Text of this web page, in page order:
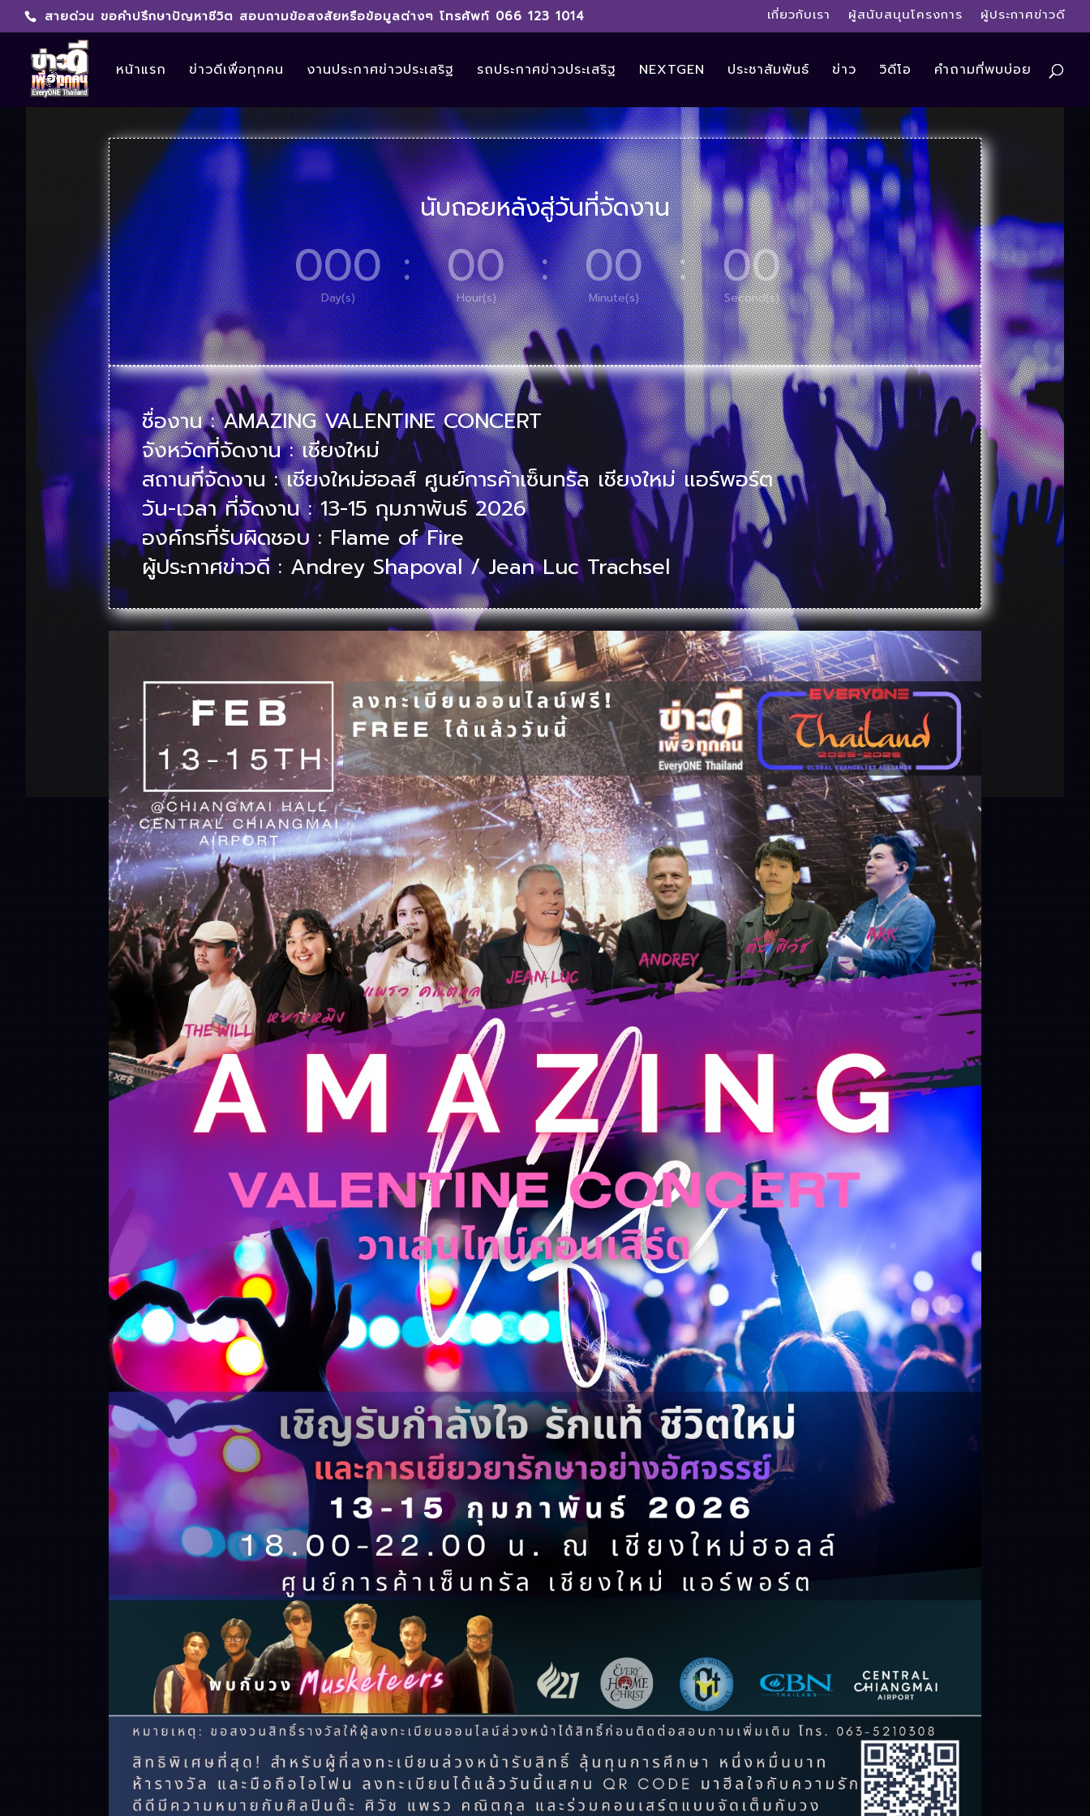
สายด่วน ขอคำปรึกษาปัญหาชีวิต สอบถามข้อสงสัยหรือข้อมูลต่างๆ โทรศัพท์ 066 123 1014 เกี่ยวกับเรา ผู้สนับสนุนโครงการ ผู้ประกาศข่าวดี
หน้าแรก ข่าวดีเพื่อทุกคน งานประกาศข่าวประเสริฐ รถประกาศข่าวประเสริฐ NEXTGEN ประชาสัมพันธ์ ข่าว วิดีโอ คำถามที่พบบ่อย
นับถอยหลังสู่วันที่จัดงาน
000
Day(s) : 00
Hour(s) : 00
Minute(s) : 00
Second(s)
ชื่องาน : AMAZING VALENTINE CONCERT
จังหวัดที่จัดงาน : เชียงใหม่
สถานที่จัดงาน : เชียงใหม่ฮอลส์ ศูนย์การค้าเซ็นทรัล เชียงใหม่ แอร์พอร์ต
วัน-เวลา ที่จัดงาน : 13-15 กุมภาพันธ์ 2026
องค์กรที่รับผิดชอบ : Flame of Fire
ผู้ประกาศข่าวดี : Andrey Shapoval / Jean Luc Trachsel